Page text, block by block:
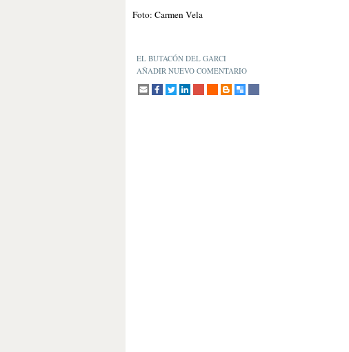
Foto: Carmen Vela
EL BUTACÓN DEL GARCI
AÑADIR NUEVO COMENTARIO